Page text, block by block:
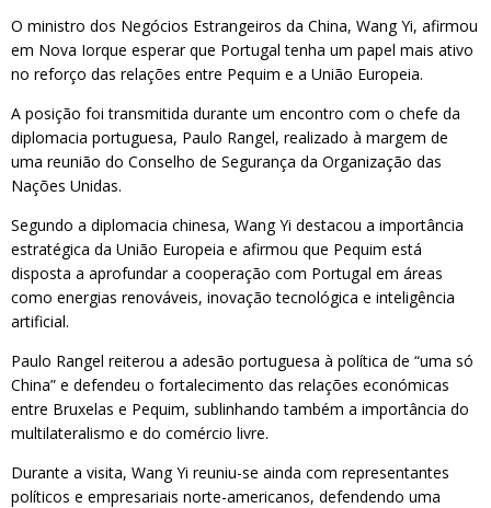
O ministro dos Negócios Estrangeiros da China, Wang Yi, afirmou
em Nova Iorque esperar que Portugal tenha um papel mais ativo
no reforço das relações entre Pequim e a União Europeia.
A posição foi transmitida durante um encontro com o chefe da
diplomacia portuguesa, Paulo Rangel, realizado à margem de
uma reunião do Conselho de Segurança da Organização das
Nações Unidas.
Segundo a diplomacia chinesa, Wang Yi destacou a importância
estratégica da União Europeia e afirmou que Pequim está
disposta a aprofundar a cooperação com Portugal em áreas
como energias renováveis, inovação tecnológica e inteligência
artificial.
Paulo Rangel reiterou a adesão portuguesa à política de “uma só
China” e defendeu o fortalecimento das relações económicas
entre Bruxelas e Pequim, sublinhando também a importância do
multilateralismo e do comércio livre.
Durante a visita, Wang Yi reuniu-se ainda com representantes
políticos e empresariais norte-americanos, defendendo uma